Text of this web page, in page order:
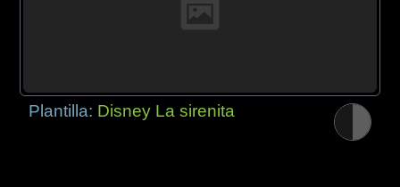
Plantilla: Disney La sirenita